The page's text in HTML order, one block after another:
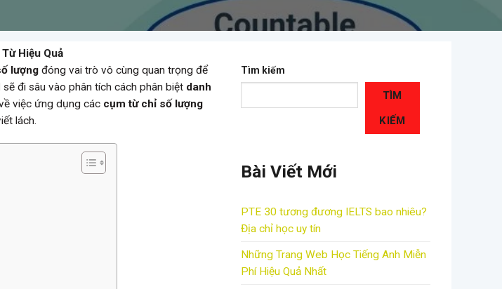
Hiệu Quả
lượng đóng vai trò vô cùng quan trọng để
đi sâu vào phân tích cách phân biệt danh
việc ứng dụng các cụm từ chỉ số lượng
lách.
Tìm kiếm
TÌM
KIẾM
Bài Viết Mới
PTE 30 tương đương IELTS bao nhiêu?
Địa chỉ học uy tín
Những Trang Web Học Tiếng Anh Miễn
Phí Hiệu Quả Nhất